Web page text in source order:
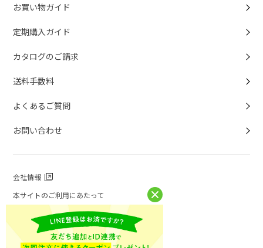
お買い物ガイド
定期購入ガイド
カタログのご請求
送料手数料
よくあるご質問
お問い合わせ
会社情報
本サイトのご利用にあたって
個人情報保護方針
個人情報取扱について